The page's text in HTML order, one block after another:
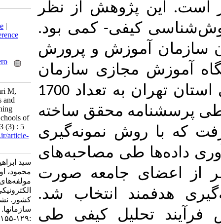
از نظر
کمی بود.
و پرورش
مجازی سازمان
به تعداد 1700
محقق ساخته
روش نمونه‌گیری
طی مصاحبه‌های
از اعضای جامعه صورت
انتخاب شد.
کیفی طی
Download citation:
BibTeX
RIS|
Medlars
ProCite|
Reference
RefWorks
Send citation to:
Mendeley
Zotero
Seyed Ebrahimi S, Safari M,
Oladian M. Dimensions and
Components of E-Learning
Model in Exceptional Schools of
Country. MEO 2024; 13 (3) : 5
URL:http://journalieaa.ir/article-
سید ابراهیمی سارا، صفری
محمود، اولادیان معصومه. ابعاد و
مولفه‌های الگوی یادگیری
الکترونیکی در مدارس استثنایی
کشور. نشریه مديريت بر آموزش
:۱۲۹-۱۵۵